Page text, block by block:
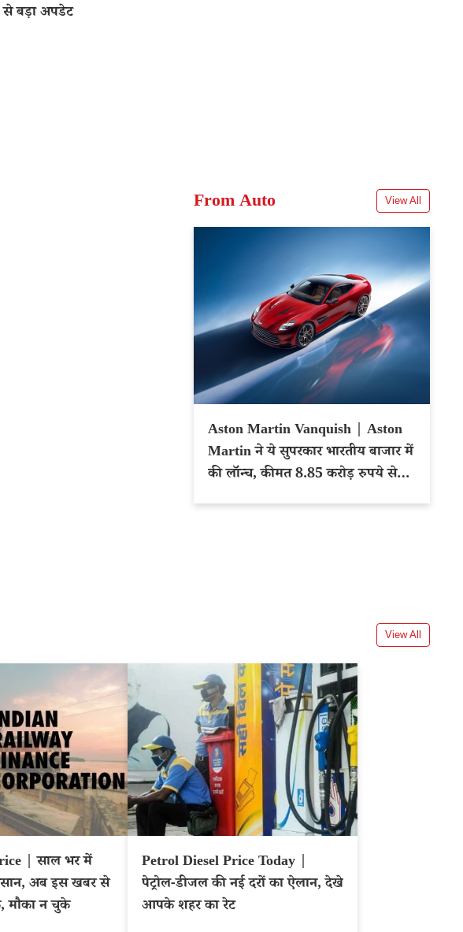
बड़ा अपडेट
From Auto View All
Aston Martin Vanquish | Aston
Martin ने ये सुपरकार भारतीय बाजार में
की लॉन्च, कीमत 8.85 करोड़ रुपये से
View All
| साल भर में
अब इस खबर से
मौका न चुके
Petrol Diesel Price Today |
पेट्रोल-डीजल की नई दरों का ऐलान, देखे
आपके शहर का रेट